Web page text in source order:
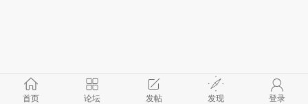
首页 论坛 发帖 发现 登录